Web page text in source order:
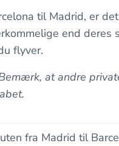
til Madrid, er
end deres
flyver.
at andre
fra Madrid til